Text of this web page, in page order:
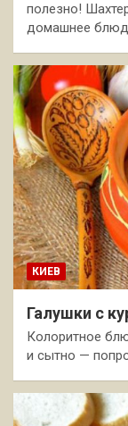
полезно!
домашнее
КИЕВ
Галушки с
Колоритное
и сытно —